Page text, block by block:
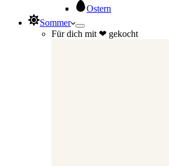
Ostern
Sommer
Für dich mit ❤ gekocht